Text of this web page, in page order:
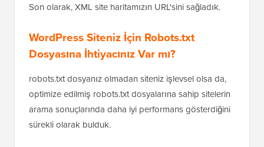
indekslemesini engelledik.
Son olarak, XML site haritamızın URL'sini sağladık.
Dosyasına İhtiyacınız Var mı?
robots.txt dosyanız olmadan siteniz işlevsel olsa da,
optimize edilmiş robots.txt dosyalarına sahip sitelerin